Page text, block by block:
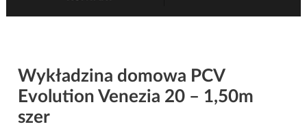
Wykładzina domowa PCV
Evolution Venezia 20 – 1,50m
szer